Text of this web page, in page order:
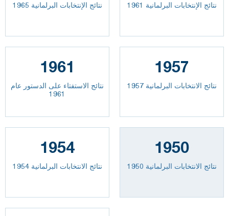
نتائج الإنتخابات البرلمانية 1965 نتائج الإنتخابات البرلمانية 1961
1961
نتائج الاستفتاء على الدستور عام
1961
1957
نتائج الانتخابات البرلمانية 1957
1954
نتائج الانتخابات البرلمانية 1954
1950
نتائج الانتخابات البرلمانية 1950